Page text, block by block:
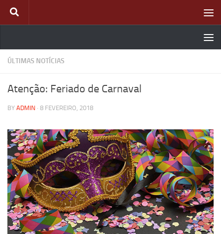
Skip to content
ÚLTIMAS NOTÍCIAS
Atenção: Feriado de Carnaval
BY ADMIN · 8 FEVEREIRO, 2018